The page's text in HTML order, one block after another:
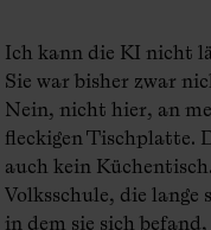
Ich kann die KI nicht
Sie war bisher zwar
Nein, nicht hier, an
fleckigen Tischplatte.
auch kein
Volksschule, die
in dem sie sich